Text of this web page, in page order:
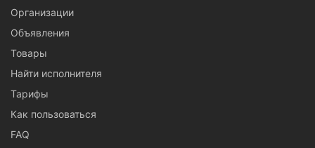
Организации
Объявления
Товары
Найти исполнителя
Тарифы
Как пользоваться
FAQ